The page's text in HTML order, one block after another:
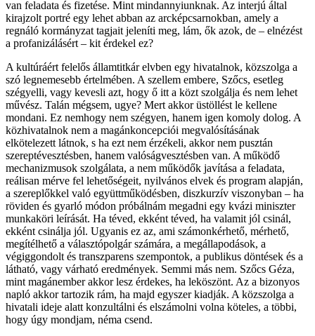
van feladata és fizetése. Mint mindannyiunknak. Az interjú által
kirajzolt portré egy lehet abban az arcképcsarnokban, amely a
regnáló kormányzat tagjait jeleníti meg, lám, ők azok, de – elnézést
a profanizálásért – kit érdekel ez?
A kultúráért felelős államtitkár elvben egy hivatalnok, közszolga a
szó legnemesebb értelmében. A szellem embere, Szőcs, esetleg
szégyelli, vagy kevesli azt, hogy ő itt a közt szolgálja és nem lehet
művész. Talán mégsem, ugye? Mert akkor üstöllést le kellene
mondani. Ez nemhogy nem szégyen, hanem igen komoly dolog. A
közhivatalnok nem a magánkoncepciói megvalósításának
elkötelezett látnok, s ha ezt nem érzékeli, akkor nem pusztán
szereptévesztésben, hanem valóságvesztésben van. A működő
mechanizmusok szolgálata, a nem működők javítása a feladata,
reálisan mérve fel lehetőségeit, nyilvános elvek és program alapján,
a szereplőkkel való együttműködésben, diszkurzív viszonyban – ha
röviden és gyarló módon próbálnám megadni egy kvázi miniszter
munkaköri leírását. Ha téved, ekként téved, ha valamit jól csinál,
ekként csinálja jól. Ugyanis ez az, ami számonkérhető, mérhető,
megítélhető a választópolgár számára, a megállapodások, a
végiggondolt és transzparens szempontok, a publikus döntések és a
látható, vagy várható eredmények. Semmi más nem. Szőcs Géza,
mint magánember akkor lesz érdekes, ha leköszönt. Az a bizonyos
napló akkor tartozik rám, ha majd egyszer kiadják. A közszolga a
hivatali ideje alatt konzultálni és elszámolni volna köteles, a többi,
hogy úgy mondjam, néma csend.